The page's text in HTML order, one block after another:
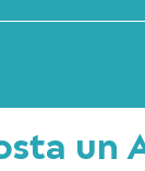
un